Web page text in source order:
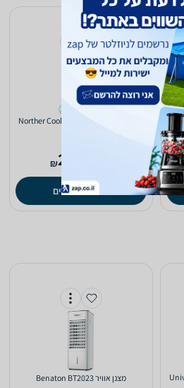
‏מצנן אוויר Norther Cool 6L NT-AC80W-
230
₪
השוואת מחירים
‏מצנן אוויר Benaton BT2023